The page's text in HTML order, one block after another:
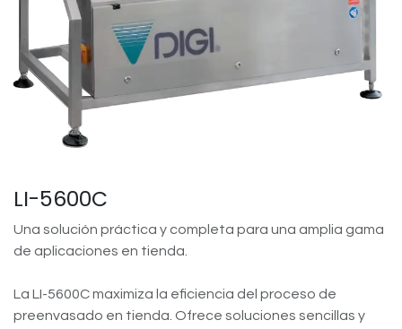
LI-5600C
Una solución práctica y completa para una amplia gama
de aplicaciones en tienda.
La LI-5600C maximiza la eficiencia del proceso de
preenvasado en tienda. Ofrece soluciones sencillas y